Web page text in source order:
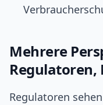
Mehrere
Regulatoren